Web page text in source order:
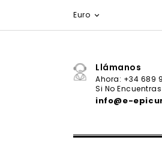
Euro 
Llámanos
Ahora: +34 689
Si No
info@e-